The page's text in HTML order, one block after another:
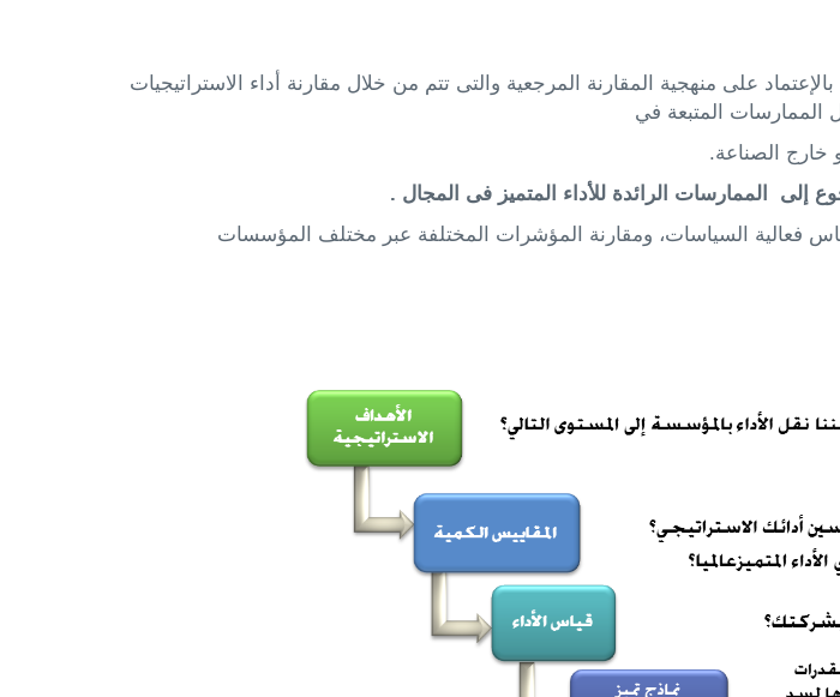
على منهجية المقارنة المرجعية والتى تتم من خلال مقارنة أداء الاستراتيجيات
الممارسات المتبعة في
خارج الصناعة.
إلى الممارسات الرائدة للأداء المتميز فى المجال .
فعالية السياسات، ومقارنة المؤشرات المختلفة عبر مختلف المؤسسات